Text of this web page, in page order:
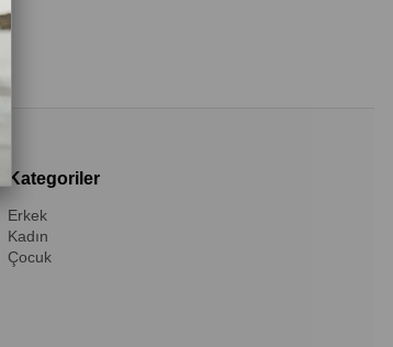
Kategoriler
Erkek
Kadın
Çocuk